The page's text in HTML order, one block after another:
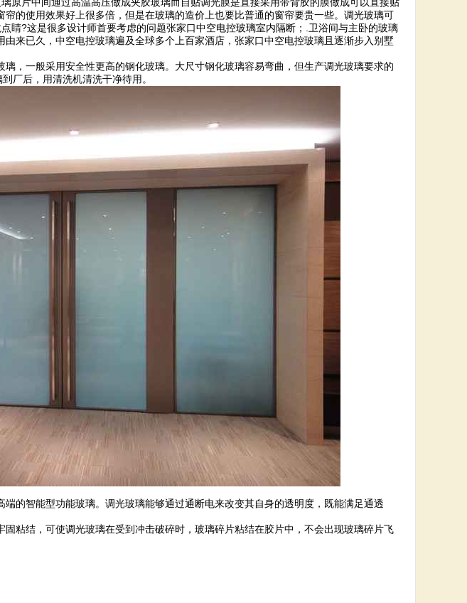
的使用效果好上很多倍，但是在玻璃的造价上也要比普通的窗帘要贵一些。调光玻璃可
睛?这是很多设计师首要考虑的问题张家口中空电控玻璃室内隔断；.卫浴间与主卧的玻璃
来已久，中空电控玻璃遍及全球多个上百家酒店，张家口中空电控玻璃且逐渐步入别墅
，一般采用安全性更高的钢化玻璃。大尺寸钢化玻璃容易弯曲，但生产调光玻璃要求的
厂后，用清洗机清洗干净待用。
的智能型功能玻璃。调光玻璃能够通过通断电来改变其自身的透明度，既能满足通透
粘结，可使调光玻璃在受到冲击破碎时，玻璃碎片粘结在胶片中，不会出现玻璃碎片飞